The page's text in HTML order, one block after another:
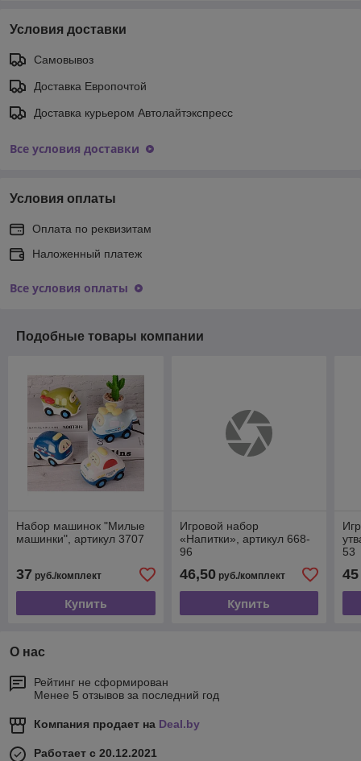
Условия доставки
Самовывоз
Доставка Европочтой
Доставка курьером Автолайтэкспресс
Все условия доставки
Условия оплаты
Оплата по реквизитам
Наложенный платеж
Все условия оплаты
Подобные товары компании
Набор машинок "Милые
машинки", артикул 3707
37 руб./комплект
Купить
Игровой набор
«Напитки», артикул 668-
96
46,50руб./комплект
Купить
53
45
О нас
Рейтинг не сформирован
Менее 5 отзывов за последний год
Компания продает на Deal.by
Работает с 20.12.2021